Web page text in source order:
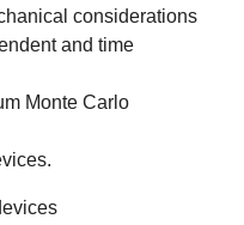
considerations
and time
Monte Carlo